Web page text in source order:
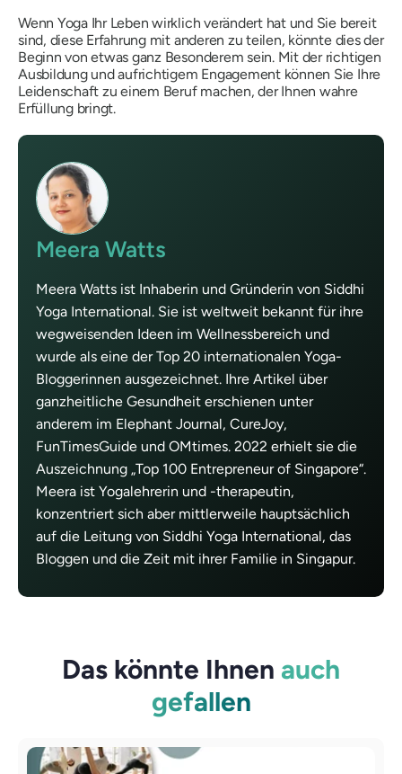
Wenn Yoga Ihr Leben wirklich verändert hat und Sie bereit
sind, diese Erfahrung mit anderen zu teilen, könnte dies der
Beginn von etwas ganz Besonderem sein. Mit der richtigen
Ausbildung und aufrichtigem Engagement können Sie Ihre
Leidenschaft zu einem Beruf machen, der Ihnen wahre
Erfüllung bringt.
Meera Watts
Meera Watts ist Inhaberin und Gründerin von Siddhi
Yoga International. Sie ist weltweit bekannt für ihre
wegweisenden Ideen im Wellnessbereich und
wurde als eine der Top 20 internationalen Yoga-
Bloggerinnen ausgezeichnet. Ihre Artikel über
ganzheitliche Gesundheit erschienen unter
anderem im Elephant Journal, CureJoy,
FunTimesGuide und OMtimes. 2022 erhielt sie die
Auszeichnung „Top 100 Entrepreneur of Singapore“.
Meera ist Yogalehrerin und -therapeutin,
konzentriert sich aber mittlerweile hauptsächlich
auf die Leitung von Siddhi Yoga International, das
Bloggen und die Zeit mit ihrer Familie in Singapur.
Das könnte Ihnen auch
gefallen